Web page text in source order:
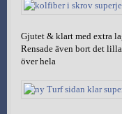
Gjutet & klart med extra
Rensade även bort det
över hela